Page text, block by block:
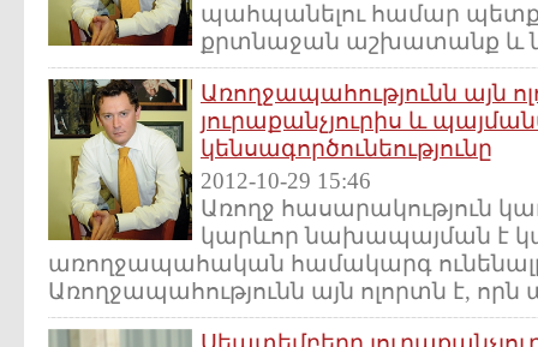
պահպանելու համար պետք
քրտնաջան աշխատանք և
Առողջապահությունն այն
յուրաքանչյուրիս և
կենսագործունեությունը
2012-10-29 15:46
Առողջ հասարակություն
կարևոր նախապայման է
առողջապահական համակարգ
Առողջապահությունն այն ոլորտն է, որն